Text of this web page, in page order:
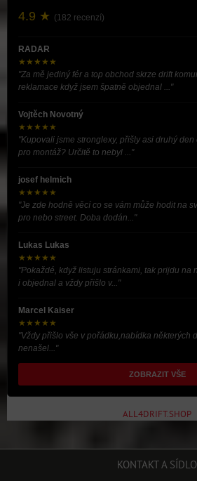
4.9 ★ (182 recenzí)
RADAR
★★★★★
"Za mě jediný fér a top obchod skrze drift
reklamace když jsem špatně objednal ..."
Vojtěch Novotný
★★★★★
"Kupovali jsme stronglexy, přišly asi druhý
pro montáž? Určitě to nebyl ..."
josef helmich
★★★★★
"Je zde hodně věcí co se vám může hodit na
pro nebo street. Doba dodán..."
Lukas Lukas
★★★★★
"Pokaždé, když listuju stránkami, tak prijdu na
i objednal a vždy přišlo v..."
Marcel Kaiser
★★★★★
"Vždy přišlo vše v pořádku,nabídka některých
nenašel..."
ZOBRAZIT VŠE
ALL4DRIFT.SHOP
KONTAKT A SÍDLO